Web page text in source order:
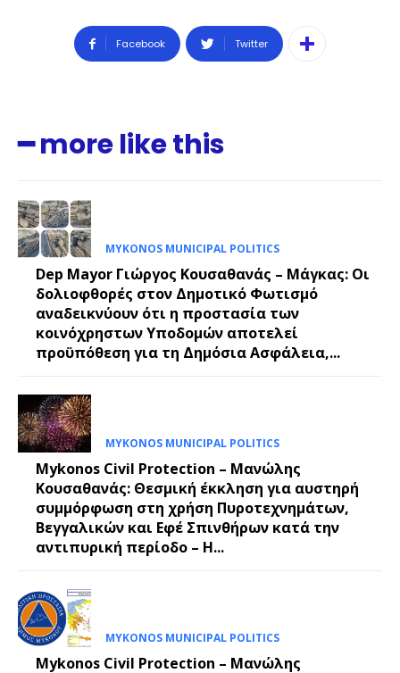
Facebook Twitter
━ more like this
MYKONOS MUNICIPAL POLITICS
Dep Mayor Γιώργος Κουσαθανάς – Μάγκας: Οι
δολιοφθορές στον Δημοτικό Φωτισμό
αναδεικνύουν ότι η προστασία των
κοινόχρηστων Υποδομών αποτελεί
προϋπόθεση για τη Δημόσια Ασφάλεια,...
MYKONOS MUNICIPAL POLITICS
Mykonos Civil Protection – Μανώλης
Κουσαθανάς: Θεσμική έκκληση για αυστηρή
συμμόρφωση στη χρήση Πυροτεχνημάτων,
Βεγγαλικών και Εφέ Σπινθήρων κατά την
αντιπυρική περίοδο – Η...
MYKONOS MUNICIPAL POLITICS
Mykonos Civil Protection – Μανώλης